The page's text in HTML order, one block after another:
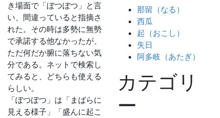
き場面で「ぼつぼつ」と言
い、間違っていると指摘さ
れた。その時は多勢に無勢
で承諾する他なかったが、
ただ何だか腑に落ちない気
分である。ネットで検索し
てみると、どちらも使える
らしい。
「ぼつぼつ」は「まばらに
見える様子」「盛んに起こ
那留（なる）
西瓜
起（おこし）
失日
阿多岐（あたぎ）
カテゴリ
ー